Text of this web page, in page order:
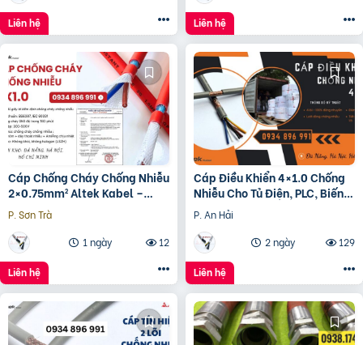
Liên hệ Liên hệ
Cáp Chống Cháy Chống Nhiễu
2×0.75mm² Altek Kabel –
Phân Phối Đà Nẵng, Huế,
Quảng Trị
P. Sơn Trà
1 ngày
12
Liên hệ
Cáp Điều Khiển 4×1.0 Chống
Nhiễu Cho Tủ Điện, PLC, Biến
Tần
P. An Hải
2 ngày
129
Liên hệ